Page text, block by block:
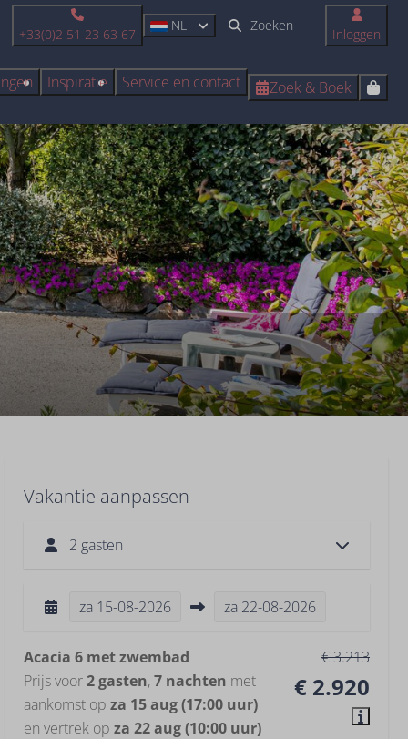
+33(0)2 51 23 63 67
NL
Inloggen
Inspiratie Service en contact Zoek & Boek
Vakantie aanpassen
2 gasten
za 15-08-2026 za 22-08-2026
€ 3.213
€ 2.920
Acacia 6 met zwembad
Prijs voor2 gasten,7 nachten met
aankomst op za 15 aug (17:00 uur)
en vertrek op za 22 aug (10:00 uur)